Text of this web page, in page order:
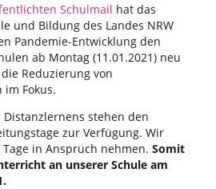
Schulmail hat das
und Bildung des Landes NRW
Pandemie-Entwicklung den
ab Montag (11.01.2021) neu
Reduzierung von
im Fokus.
stehen den
zur Verfügung. Wir
in Anspruch nehmen. Somit
an unserer Schule am